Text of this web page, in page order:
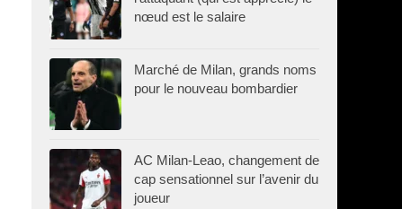
nœud est le salaire
Marché de Milan, grands noms
pour le nouveau bombardier
AC Milan-Leao, changement de
cap sensationnel sur l’avenir du
joueur